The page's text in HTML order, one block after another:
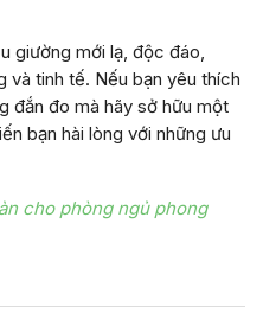
giường mới lạ, độc đáo,
và tinh tế. Nếu bạn yêu thích
đắn đo mà hãy sở hữu một
bạn hài lòng với những ưu
cho phòng ngủ phong